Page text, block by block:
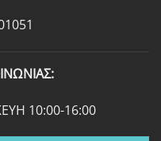
10:00-16:00